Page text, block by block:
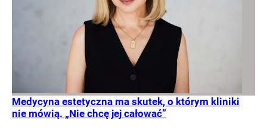
Medycyna estetyczna ma skutek, o którym kliniki
nie mówią. „Nie chcę jej całować”